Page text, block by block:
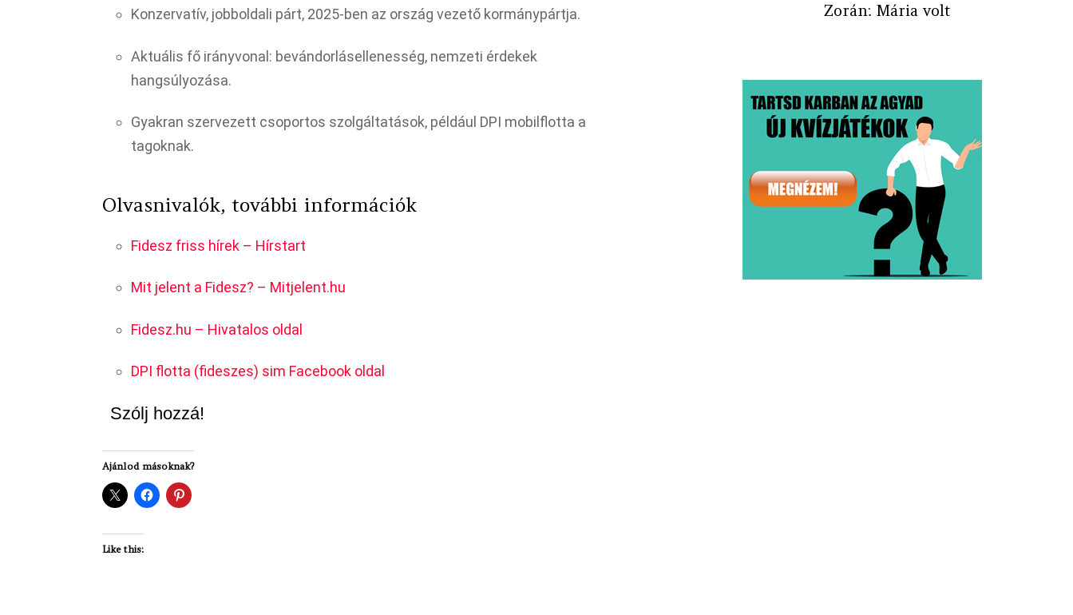
Konzervatív, jobboldali párt, 2025-ben az ország vezető kormánypártja.​
Aktuális fő irányvonal: bevándorlásellenesség, nemzeti érdekek
hangsúlyozása.
Gyakran szervezett csoportos szolgáltatások, például DPI mobilflotta a
tagoknak.​
Olvasnivalók, további információk
Fidesz friss hírek – Hírstart
Mit jelent a Fidesz? – Mitjelent.hu
Fidesz.hu – Hivatalos oldal
DPI flotta (fideszes) sim Facebook oldal
Szólj hozzá!
Ajánlod másoknak?
Like this:
Zorán: Mária volt